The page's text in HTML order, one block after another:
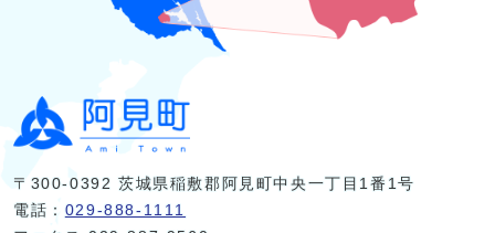
〒300-0392 茨城県稲敷郡阿見町中央一丁目1番1号
電話： 029-888-1111